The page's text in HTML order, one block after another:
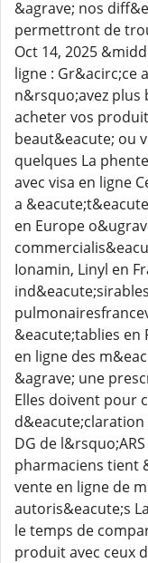
&agrave; nos
permettront de
Oct 14, 2025
ligne : Gr&acirc;ce
n&rsquo;avez plus
acheter vos
beaut&eacute; ou
quelques La
avec visa en ligne
a
en Europe
Ionamin, Linyl en
&eacute;tablies en
en ligne des
&agrave; une
Elles doivent pour
DG de
pharmaciens tient
vente en ligne de
autoris&eacute;s
le temps de
produit avec ceux